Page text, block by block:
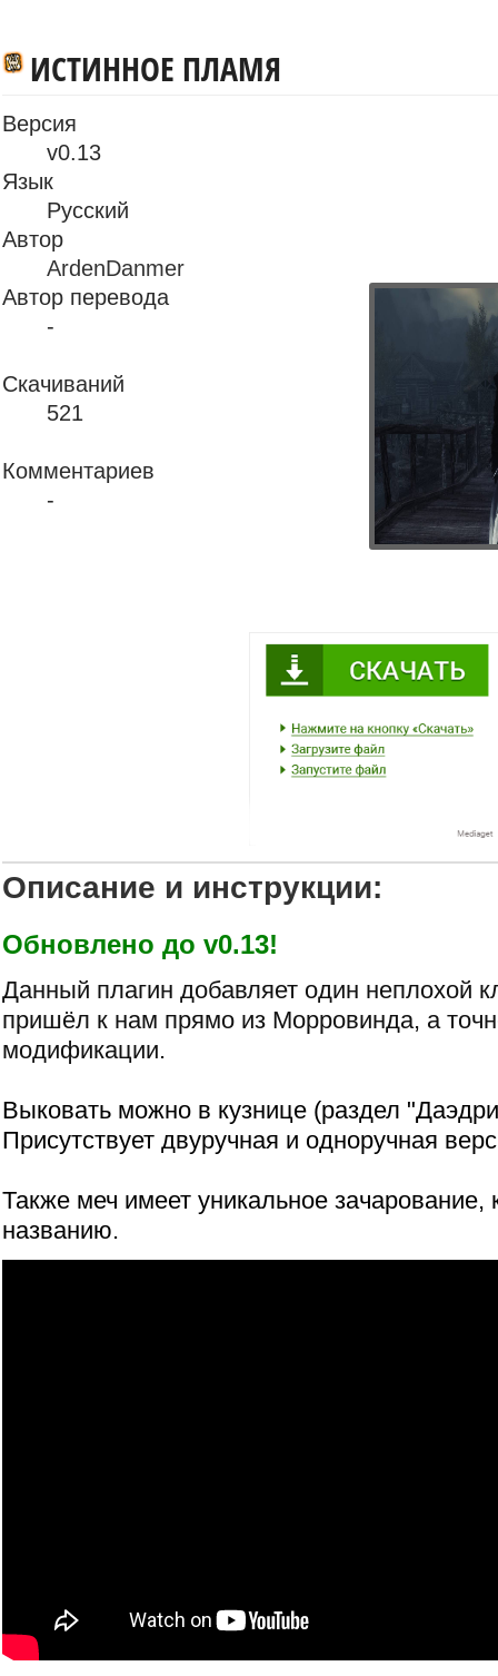
ИСТИННОЕ ПЛАМЯ
Версия
v0.13
Язык
Русский
Автор
ArdenDanmer
Автор перевода
-
Скачиваний
521
Комментариев
-
Описание и инструкции:
Обновлено до v0.13!
Данный плагин добавляет один неплохой
пришёл к нам прямо из Морровинда, а
модификации.
Выковать можно в кузнице (раздел
Присутствует двуручная и одноручная
Также меч имеет уникальное зачарование,
названию.